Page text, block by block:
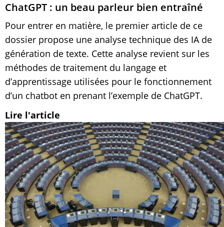
ChatGPT : un beau parleur bien entraîné
Pour entrer en matière, le premier article de ce
dossier propose une analyse technique des IA de
génération de texte. Cette analyse revient sur les
méthodes de traitement du langage et
d’apprentissage utilisées pour le fonctionnement
d’un chatbot en prenant l’exemple de ChatGPT.
Lire l'article